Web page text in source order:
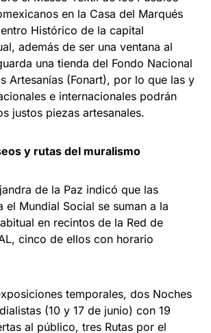
en la Casa del Marqués
Histórico de la capital
además de ser una ventana al
una tienda del Fondo Nacional
Artesanías (Fonart), por lo que las y
e internacionales podrán
justos piezas artesanales.
y rutas del muralismo
de la Paz indicó que las
el Mundial Social se suman a la
en recintos de la Red de
cinco de ellos con horario
temporales, dos Noches
(10 y 17 de junio) con 19
al público, tres Rutas por el